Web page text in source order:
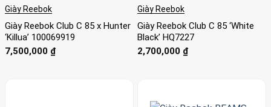
Giày Reebok
Giày Reebok Club C 85 x Hunter
‘Killua’ 100069919
7,500,000 ₫
Giày Reebok
Giày Reebok Club C 85 ‘White
Black’ HQ7227
2,700,000 ₫